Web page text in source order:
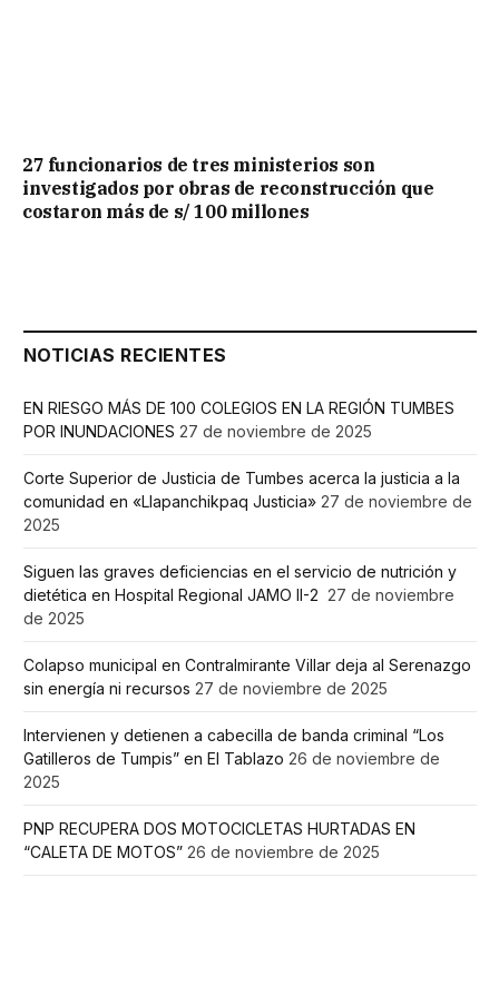
27 funcionarios de tres ministerios son
investigados por obras de reconstrucción que
costaron más de s/ 100 millones
NOTICIAS RECIENTES
EN RIESGO MÁS DE 100 COLEGIOS EN LA REGIÓN TUMBES
POR INUNDACIONES 27 de noviembre de 2025
Corte Superior de Justicia de Tumbes acerca la justicia a la
comunidad en «Llapanchikpaq Justicia» 27 de noviembre de
2025
Siguen las graves deficiencias en el servicio de nutrición y
dietética en Hospital Regional JAMO II-2 27 de noviembre
de 2025
Colapso municipal en Contralmirante Villar deja al Serenazgo
sin energía ni recursos 27 de noviembre de 2025
Intervienen y detienen a cabecilla de banda criminal “Los
Gatilleros de Tumpis” en El Tablazo 26 de noviembre de
2025
PNP RECUPERA DOS MOTOCICLETAS HURTADAS EN
“CALETA DE MOTOS” 26 de noviembre de 2025